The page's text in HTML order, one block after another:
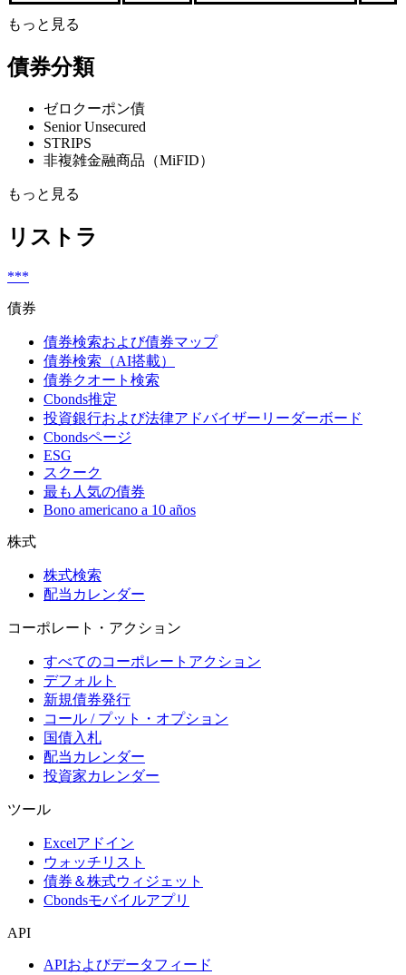
もっと見る
債券分類
ゼロクーポン債
Senior Unsecured
STRIPS
非複雑金融商品（MiFID）
もっと見る
リストラ
***
債券
債券検索および債券マップ
債券検索（AI搭載）
債券クオート検索
Cbonds推定
投資銀行および法律アドバイザーリーダーボード
Cbondsページ
ESG
スクーク
最も人気の債券
Bono americano a 10 años
株式
株式検索
配当カレンダー
コーポレート・アクション
すべてのコーポレートアクション
デフォルト
新規債券発行
コール / プット・オプション
国債入札
配当カレンダー
投資家カレンダー
ツール
Excelアドイン
ウォッチリスト
債券＆株式ウィジェット
Cbondsモバイルアプリ
API
APIおよびデータフィード